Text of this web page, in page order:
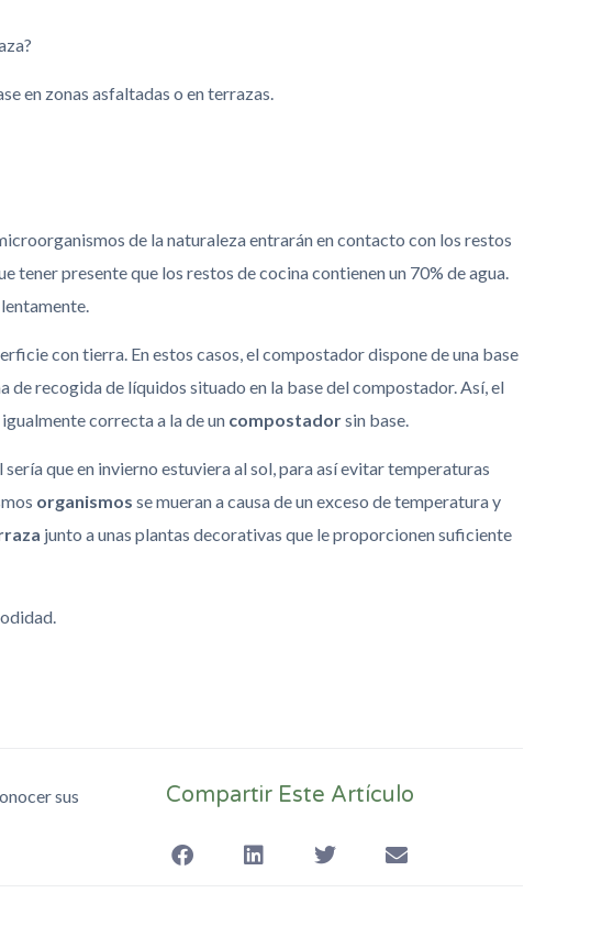
en zonas asfaltadas o en terrazas.
de la naturaleza entrarán en contacto con los restos
presente que los restos de cocina contienen un 70% de agua.
con tierra. En estos casos, el compostador dispone de una base
recogida de líquidos situado en la base del compostador. Así, el
correcta a la de un compostadorsin base.
que en invierno estuviera al sol, para así evitar temperaturas
organismos se mueran a causa de un exceso de temperatura y
junto a unas plantas decorativas que le proporcionen suficiente
sus
Compartir Este Artículo